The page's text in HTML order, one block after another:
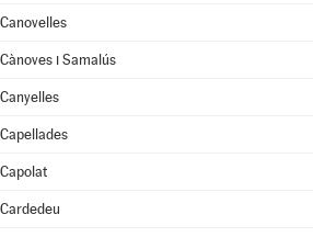
Canovelles
Cànoves i Samalús
Canyelles
Capellades
Capolat
Cardedeu